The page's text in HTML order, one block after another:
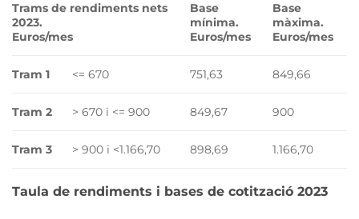
Trams de rendiments nets
2023.
Euros/mes
Base
mínima.
Euros/mes
Base
màxima.
Euros/mes
Tram 1 <= 670 751,63 849,66
Tram 2 > 670 i <= 900 849,67 900
Tram 3 > 900 i <1.166,70 898,69 1.166,70
Taula de rendiments i bases de cotització 2023